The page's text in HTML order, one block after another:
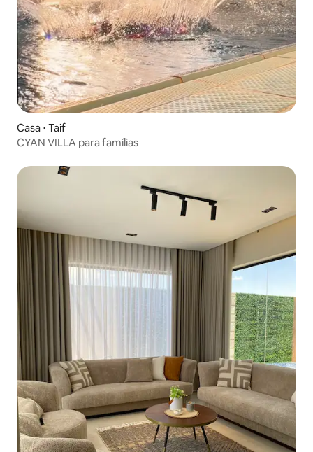
Casa ⋅ Taif
CYAN VILLA para famílias